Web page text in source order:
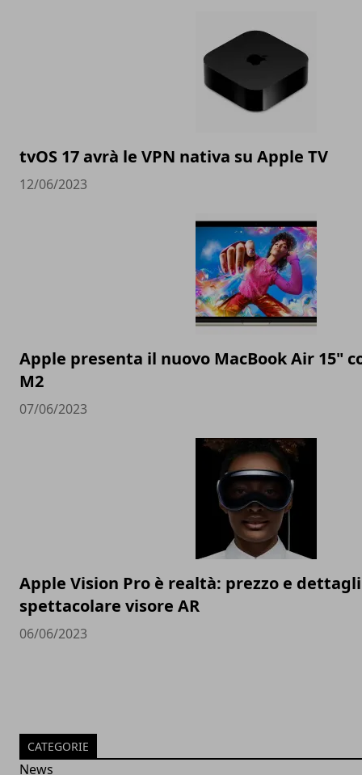
tvOS 17 avrà le VPN nativa su Apple TV
12/06/2023
Apple presenta il nuovo MacBook Air 15"
M2
07/06/2023
Apple Vision Pro è realtà: prezzo e
spettacolare visore AR
06/06/2023
CATEGORIE
News